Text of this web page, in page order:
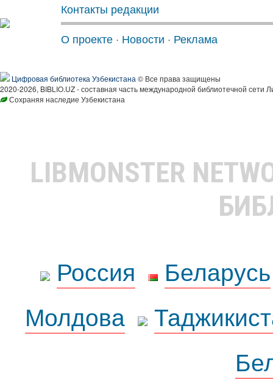
Контакты редакции
О проекте · Новости · Реклама
Цифровая библиотека Узбекистана © Все права защищены
2020-2026, BIBLIO.UZ - составная часть международной библиотечной сети
Сохраняя наследие Узбекистана
LIBMONSTER
Россия
Беларусь
Молдова